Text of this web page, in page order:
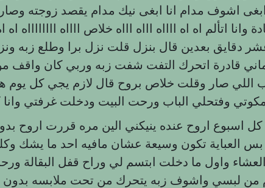
ابغى اشوف مدام انا ابغى نيك مدام يقصد زوجته
وانا اتألم اه اه ااااه اااه اااه خلاص ااااه
دقايق بعدين قال بنزل قلت نزل برا وطلع زبه
قادرة اتحرك التفت شفت زبه وربي كان واقف مو
اللي صار وقلت خلاص بروح قال لازم يجي كل يوم
اسبوع اروح عنده ينيكني الين مره قررت اروح
العباية تكون وسيعة عشان مافيه احد ما يشك
العشاء واول ما دخلت ابتسم لي وراح قفل البقالة
من لبسي واشوف زبه يتحرك من تحت ملابسه بدون